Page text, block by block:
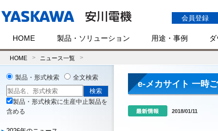
会員登録
HOME 製品・ソリューション 用途・事例
HOME ニュース一覧
e-メカサイト 一時
2018/01/11
製品・形式検索 全文検索
製品・形式検索に生産中止製品を
含める